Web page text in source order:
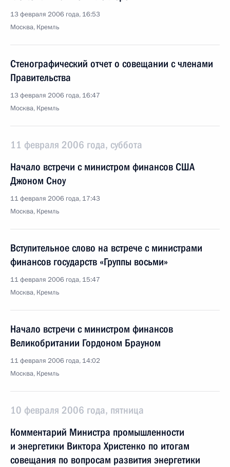
13 февраля 2006 года, 16:53
Москва, Кремль
Стенографический отчет о совещании с членами
Правительства
13 февраля 2006 года, 16:47
Москва, Кремль
11 февраля 2006 года, суббота
Начало встречи с министром финансов США
Джоном Сноу
11 февраля 2006 года, 17:43
Москва, Кремль
Вступительное слово на встрече с министрами
финансов государств «Группы восьми»
11 февраля 2006 года, 15:47
Москва, Кремль
Начало встречи с министром финансов
Великобритании Гордоном Брауном
11 февраля 2006 года, 14:02
Москва, Кремль
10 февраля 2006 года, пятница
Комментарий Министра промышленности
и энергетики Виктора Христенко по итогам
совещания по вопросам развития энергетики